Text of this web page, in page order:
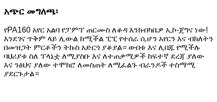
አጭር መግለጫ፡
የPA160 አየር አልባ የፓምፕ ጠርሙስ ለቆዳ እንክብካቤዎ ኢኮ-ጀግና ነው!
እንደገና ጥቅም ላይ ሊውል ከሚችል ፒፒ የተሰራ ሲሆን አየርን እና ብክለትን
በመዝጋት ምርቶችን ትኩስ አድርጎ ያቆያል። ውበቱ እና ሊበጁ የሚችሉ
ባህሪያቱ ስለ ፕላኔቷ ለሚያስቡ እና ለተጠቃሚዎች ከፍተኛ ደረጃ ያለው
እና ንፅህና ያለው ተሞክሮ ለመስጠት ለሚፈልጉ ብራንዶች ተስማሚ
ያደርጉታል።